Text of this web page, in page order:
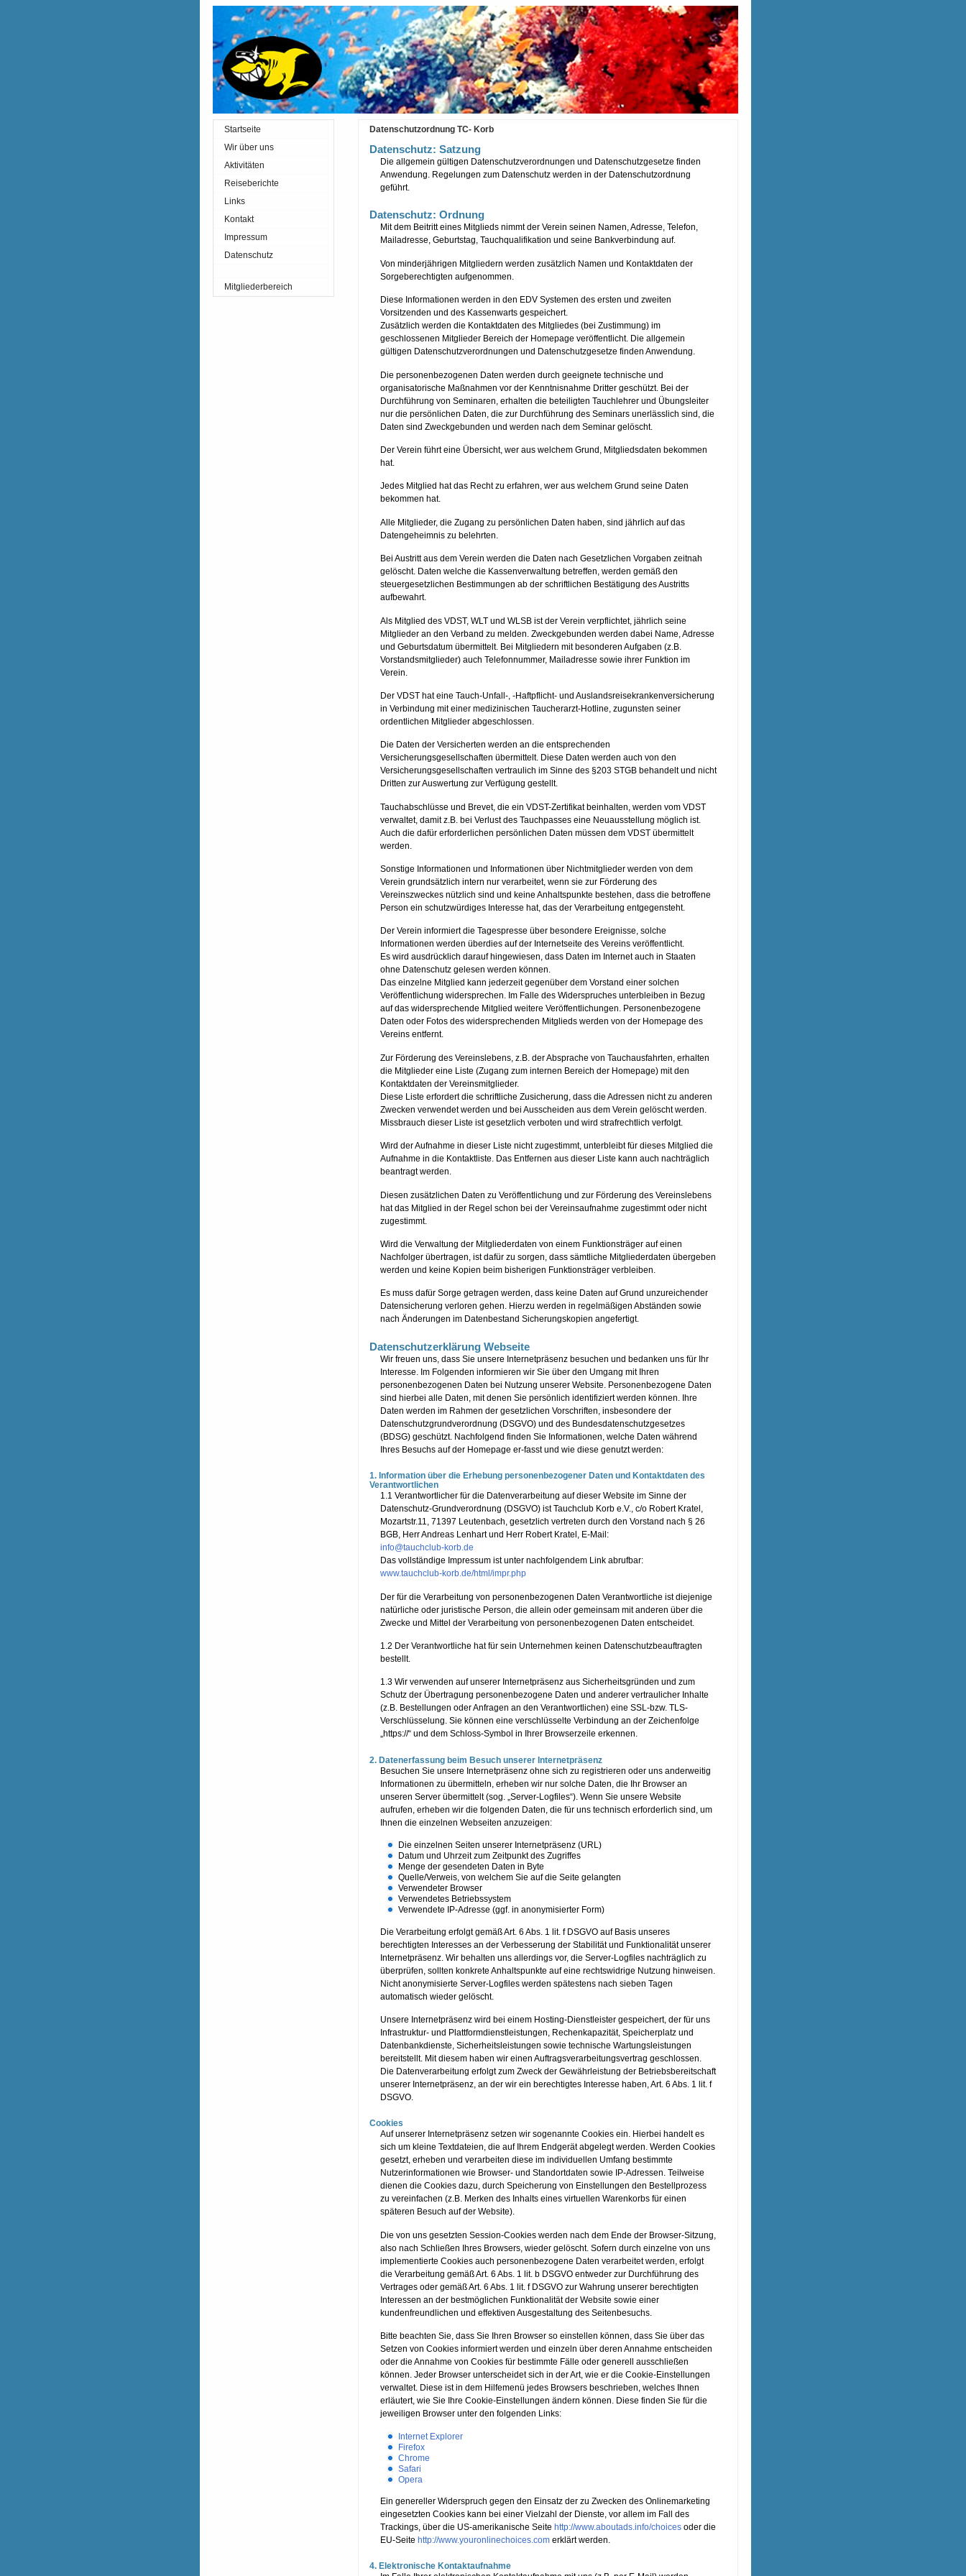
Datenschutzordnung TC- Korb
Datenschutz: Satzung
Die allgemein gültigen Datenschutzverordnungen und Datenschutzgesetze finden
Anwendung. Regelungen zum Datenschutz werden in der Datenschutzordnung
geführt.
Datenschutz: Ordnung
Mit dem Beitritt eines Mitglieds nimmt der Verein seinen Namen, Adresse, Telefon,
Mailadresse, Geburtstag, Tauchqualifikation und seine Bankverbindung auf.
Von minderjährigen Mitgliedern werden zusätzlich Namen und Kontaktdaten der
Sorgeberechtigten aufgenommen.
Diese Informationen werden in den EDV Systemen des ersten und zweiten
Vorsitzenden und des Kassenwarts gespeichert.
Zusätzlich werden die Kontaktdaten des Mitgliedes (bei Zustimmung) im
geschlossenen Mitglieder Bereich der Homepage veröffentlicht. Die allgemein
gültigen Datenschutzverordnungen und Datenschutzgesetze finden Anwendung.
Die personenbezogenen Daten werden durch geeignete technische und
organisatorische Maßnahmen vor der Kenntnisnahme Dritter geschützt. Bei der
Durchführung von Seminaren, erhalten die beteiligten Tauchlehrer und Übungsleiter
nur die persönlichen Daten, die zur Durchführung des Seminars unerlässlich sind, die
Daten sind Zweckgebunden und werden nach dem Seminar gelöscht.
Der Verein führt eine Übersicht, wer aus welchem Grund, Mitgliedsdaten bekommen
hat.
Jedes Mitglied hat das Recht zu erfahren, wer aus welchem Grund seine Daten
bekommen hat.
Alle Mitglieder, die Zugang zu persönlichen Daten haben, sind jährlich auf das
Datengeheimnis zu belehrten.
Bei Austritt aus dem Verein werden die Daten nach Gesetzlichen Vorgaben zeitnah
gelöscht. Daten welche die Kassenverwaltung betreffen, werden gemäß den
steuergesetzlichen Bestimmungen ab der schriftlichen Bestätigung des Austritts
aufbewahrt.
Als Mitglied des VDST, WLT und WLSB ist der Verein verpflichtet, jährlich seine
Mitglieder an den Verband zu melden. Zweckgebunden werden dabei Name, Adresse
und Geburtsdatum übermittelt. Bei Mitgliedern mit besonderen Aufgaben (z.B.
Vorstandsmitglieder) auch Telefonnummer, Mailadresse sowie ihrer Funktion im
Verein.
Der VDST hat eine Tauch-Unfall-, -Haftpflicht- und Auslandsreisekrankenversicherung
in Verbindung mit einer medizinischen Taucherarzt-Hotline, zugunsten seiner
ordentlichen Mitglieder abgeschlossen.
Die Daten der Versicherten werden an die entsprechenden
Versicherungsgesellschaften übermittelt. Diese Daten werden auch von den
Versicherungsgesellschaften vertraulich im Sinne des §203 STGB behandelt und nicht
Dritten zur Auswertung zur Verfügung gestellt.
Tauchabschlüsse und Brevet, die ein VDST-Zertifikat beinhalten, werden vom VDST
verwaltet, damit z.B. bei Verlust des Tauchpasses eine Neuausstellung möglich ist.
Auch die dafür erforderlichen persönlichen Daten müssen dem VDST übermittelt
werden.
Sonstige Informationen und Informationen über Nichtmitglieder werden von dem
Verein grundsätzlich intern nur verarbeitet, wenn sie zur Förderung des
Vereinszweckes nützlich sind und keine Anhaltspunkte bestehen, dass die betroffene
Person ein schutzwürdiges Interesse hat, das der Verarbeitung entgegensteht.
Der Verein informiert die Tagespresse über besondere Ereignisse, solche
Informationen werden überdies auf der Internetseite des Vereins veröffentlicht.
Es wird ausdrücklich darauf hingewiesen, dass Daten im Internet auch in Staaten
ohne Datenschutz gelesen werden können.
Das einzelne Mitglied kann jederzeit gegenüber dem Vorstand einer solchen
Veröffentlichung widersprechen. Im Falle des Widerspruches unterbleiben in Bezug
auf das widersprechende Mitglied weitere Veröffentlichungen. Personenbezogene
Daten oder Fotos des widersprechenden Mitglieds werden von der Homepage des
Vereins entfernt.
Zur Förderung des Vereinslebens, z.B. der Absprache von Tauchausfahrten, erhalten
die Mitglieder eine Liste (Zugang zum internen Bereich der Homepage) mit den
Kontaktdaten der Vereinsmitglieder.
Diese Liste erfordert die schriftliche Zusicherung, dass die Adressen nicht zu anderen
Zwecken verwendet werden und bei Ausscheiden aus dem Verein gelöscht werden.
Missbrauch dieser Liste ist gesetzlich verboten und wird strafrechtlich verfolgt.
Wird der Aufnahme in dieser Liste nicht zugestimmt, unterbleibt für dieses Mitglied die
Aufnahme in die Kontaktliste. Das Entfernen aus dieser Liste kann auch nachträglich
beantragt werden.
Diesen zusätzlichen Daten zu Veröffentlichung und zur Förderung des Vereinslebens
hat das Mitglied in der Regel schon bei der Vereinsaufnahme zugestimmt oder nicht
zugestimmt.
Wird die Verwaltung der Mitgliederdaten von einem Funktionsträger auf einen
Nachfolger übertragen, ist dafür zu sorgen, dass sämtliche Mitgliederdaten übergeben
werden und keine Kopien beim bisherigen Funktionsträger verbleiben.
Es muss dafür Sorge getragen werden, dass keine Daten auf Grund unzureichender
Datensicherung verloren gehen. Hierzu werden in regelmäßigen Abständen sowie
nach Änderungen im Datenbestand Sicherungskopien angefertigt.
Datenschutzerklärung Webseite
Wir freuen uns, dass Sie unsere Internetpräsenz besuchen und bedanken uns für Ihr
Interesse. Im Folgenden informieren wir Sie über den Umgang mit Ihren
personenbezogenen Daten bei Nutzung unserer Website. Personenbezogene Daten
sind hierbei alle Daten, mit denen Sie persönlich identifiziert werden können. Ihre
Daten werden im Rahmen der gesetzlichen Vorschriften, insbesondere der
Datenschutzgrundverordnung (DSGVO) und des Bundesdatenschutzgesetzes
(BDSG) geschützt. Nachfolgend finden Sie Informationen, welche Daten während
Ihres Besuchs auf der Homepage er-fasst und wie diese genutzt werden:
1. Information über die Erhebung personenbezogener Daten und Kontaktdaten des
Verantwortlichen
1.1 Verantwortlicher für die Datenverarbeitung auf dieser Website im Sinne der
Datenschutz-Grundverordnung (DSGVO) ist Tauchclub Korb e.V., c/o Robert Kratel,
Mozartstr.11, 71397 Leutenbach, gesetzlich vertreten durch den Vorstand nach § 26
BGB, Herr Andreas Lenhart und Herr Robert Kratel, E-Mail:
info@tauchclub-korb.de
Das vollständige Impressum ist unter nachfolgendem Link abrufbar:
www.tauchclub-korb.de/html/impr.php
Der für die Verarbeitung von personenbezogenen Daten Verantwortliche ist diejenige
natürliche oder juristische Person, die allein oder gemeinsam mit anderen über die
Zwecke und Mittel der Verarbeitung von personenbezogenen Daten entscheidet.
1.2 Der Verantwortliche hat für sein Unternehmen keinen Datenschutzbeauftragten
bestellt.
1.3 Wir verwenden auf unserer Internetpräsenz aus Sicherheitsgründen und zum
Schutz der Übertragung personenbezogene Daten und anderer vertraulicher Inhalte
(z.B. Bestellungen oder Anfragen an den Verantwortlichen) eine SSL-bzw. TLS-
Verschlüsselung. Sie können eine verschlüsselte Verbindung an der Zeichenfolge
„https://“ und dem Schloss-Symbol in Ihrer Browserzeile erkennen.
2. Datenerfassung beim Besuch unserer Internetpräsenz
Besuchen Sie unsere Internetpräsenz ohne sich zu registrieren oder uns anderweitig
Informationen zu übermitteln, erheben wir nur solche Daten, die Ihr Browser an
unseren Server übermittelt (sog. „Server-Logfiles“). Wenn Sie unsere Website
aufrufen, erheben wir die folgenden Daten, die für uns technisch erforderlich sind, um
Ihnen die einzelnen Webseiten anzuzeigen:
Die einzelnen Seiten unserer Internetpräsenz (URL)
Datum und Uhrzeit zum Zeitpunkt des Zugriffes
Menge der gesendeten Daten in Byte
Quelle/Verweis, von welchem Sie auf die Seite gelangten
Verwendeter Browser
Verwendetes Betriebssystem
Verwendete IP-Adresse (ggf. in anonymisierter Form)
Die Verarbeitung erfolgt gemäß Art. 6 Abs. 1 lit. f DSGVO auf Basis unseres
berechtigten Interesses an der Verbesserung der Stabilität und Funktionalität unserer
Internetpräsenz. Wir behalten uns allerdings vor, die Server-Logfiles nachträglich zu
überprüfen, sollten konkrete Anhaltspunkte auf eine rechtswidrige Nutzung hinweisen.
Nicht anonymisierte Server-Logfiles werden spätestens nach sieben Tagen
automatisch wieder gelöscht.
Unsere Internetpräsenz wird bei einem Hosting-Dienstleister gespeichert, der für uns
Infrastruktur- und Plattformdienstleistungen, Rechenkapazität, Speicherplatz und
Datenbankdienste, Sicherheitsleistungen sowie technische Wartungsleistungen
bereitstellt. Mit diesem haben wir einen Auftragsverarbeitungsvertrag geschlossen.
Die Datenverarbeitung erfolgt zum Zweck der Gewährleistung der Betriebsbereitschaft
unserer Internetpräsenz, an der wir ein berechtigtes Interesse haben, Art. 6 Abs. 1 lit. f
DSGVO.
Cookies
Auf unserer Internetpräsenz setzen wir sogenannte Cookies ein. Hierbei handelt es
sich um kleine Textdateien, die auf Ihrem Endgerät abgelegt werden. Werden Cookies
gesetzt, erheben und verarbeiten diese im individuellen Umfang bestimmte
Nutzerinformationen wie Browser- und Standortdaten sowie IP-Adressen. Teilweise
dienen die Cookies dazu, durch Speicherung von Einstellungen den Bestellprozess
zu vereinfachen (z.B. Merken des Inhalts eines virtuellen Warenkorbs für einen
späteren Besuch auf der Website).
Die von uns gesetzten Session-Cookies werden nach dem Ende der Browser-Sitzung,
also nach Schließen Ihres Browsers, wieder gelöscht. Sofern durch einzelne von uns
implementierte Cookies auch personenbezogene Daten verarbeitet werden, erfolgt
die Verarbeitung gemäß Art. 6 Abs. 1 lit. b DSGVO entweder zur Durchführung des
Vertrages oder gemäß Art. 6 Abs. 1 lit. f DSGVO zur Wahrung unserer berechtigten
Interessen an der bestmöglichen Funktionalität der Website sowie einer
kundenfreundlichen und effektiven Ausgestaltung des Seitenbesuchs.
Bitte beachten Sie, dass Sie Ihren Browser so einstellen können, dass Sie über das
Setzen von Cookies informiert werden und einzeln über deren Annahme entscheiden
oder die Annahme von Cookies für bestimmte Fälle oder generell ausschließen
können. Jeder Browser unterscheidet sich in der Art, wie er die Cookie-Einstellungen
verwaltet. Diese ist in dem Hilfemenü jedes Browsers beschrieben, welches Ihnen
erläutert, wie Sie Ihre Cookie-Einstellungen ändern können. Diese finden Sie für die
jeweiligen Browser unter den folgenden Links:
Internet Explorer
Firefox
Chrome
Safari
Opera
Ein genereller Widerspruch gegen den Einsatz der zu Zwecken des Onlinemarketing
eingesetzten Cookies kann bei einer Vielzahl der Dienste, vor allem im Fall des
Trackings, über die US-amerikanische Seite http://www.aboutads.info/choices oder die
EU-Seite http://www.youronlinechoices.com erklärt werden.
4. Elektronische Kontaktaufnahme
Startseite
Wir über uns
Aktivitäten
Reiseberichte
Links
Kontakt
Impressum
Datenschutz
Mitgliederbereich